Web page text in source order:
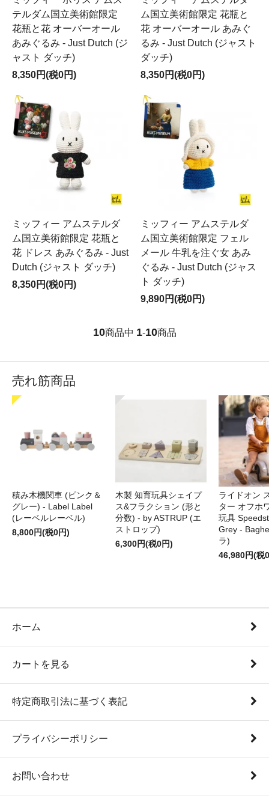
テルダム国立美術館限定
花瓶と花 オーバーオール
あみぐるみ - Just Dutch (ジ
ャスト ダッチ)
8,350円(税0円)
ム国立美術館限定 花瓶と
花 オーバーオール あみぐ
るみ - Just Dutch (ジャスト
ダッチ)
8,350円(税0円)
ミッフィー アムステルダ
ム国立美術館限定 花瓶と
花 ドレス あみぐるみ - Just
Dutch (ジャスト ダッチ)
8,350円(税0円)
ミッフィー アムステルダ
ム国立美術館限定 フェル
メール 牛乳を注ぐ女 あみ
ぐるみ - Just Dutch (ジャス
ト ダッチ)
9,890円(税0円)
10商品中 1-10商品
売れ筋商品
積み木機関車 (ピンク＆
グレー) - Label Label
(レーベルレーベル)
8,800円(税0円)
木製 知育玩具シェイプ
ス&フラクション (形と
分数) - by ASTRUP (エ
ストロップ)
6,300円(税0円)
ライドオン
ター オフホ
玩具
Grey -
ラ)
46,980円(税
ホーム
カートを見る
特定商取引法に基づく表記
プライバシーポリシー
お問い合わせ